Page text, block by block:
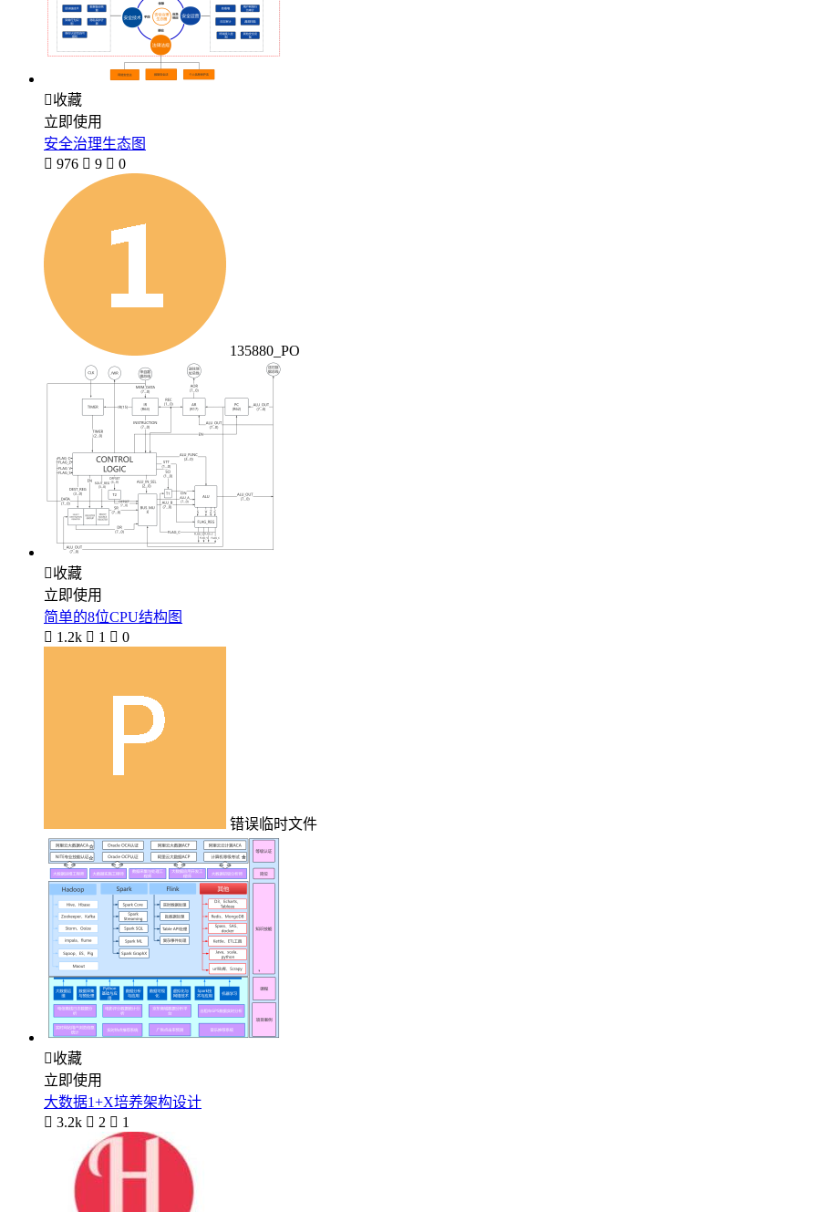
收藏
立即使用
安全治理生态图
 976  9  0
135880_PO
收藏
立即使用
简单的8位CPU结构图
 1.2k  1  0
错误临时文件
收藏
立即使用
大数据1+X培养架构设计
 3.2k  2  1